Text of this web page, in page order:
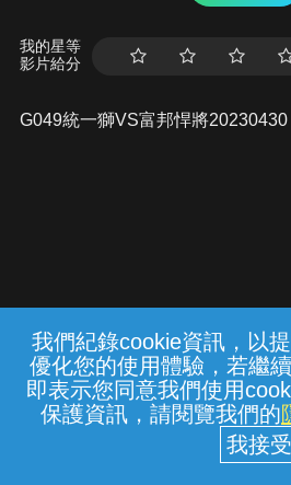
我們紀錄cookie資訊，以
優化您的使用體驗，若繼
即表示您同意我們使用
保護資訊，請閱覽我們的
我的星等
影片給分
G049統一獅VS富邦悍將20230430
常見問題 線上客服 服
中華電信股份有限公司
(統一編號：